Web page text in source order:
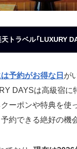
トラベル「LUXURY
予約がお得な日 が
DAYSは高級宿に
ーポンや特典を使
約できる絶好の機